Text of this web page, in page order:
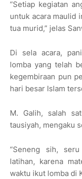
“Setiap kegiatan
untuk acara maulid
tua murid,” jelas
Di sela acara,
lomba yang telah
kegembiraan pun
hari besar Islam
M. Galih, salah
tausiyah, mengaku
“Seneng sih,
latihan, karena
waktu ikut lomba di